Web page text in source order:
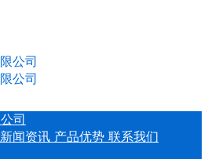
新闻资讯 产品优势 联系我们